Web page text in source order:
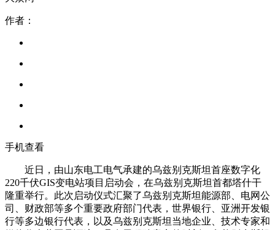
作者：
手机查看
近日，由山东电工电气承建的乌兹别克斯坦首座数字化
220千伏GIS变电站项目启动会，在乌兹别克斯坦首都塔什干
隆重举行。此次启动仪式汇聚了乌兹别克斯坦能源部、电网公
司、财政部等多个重要政府部门代表，世界银行、亚洲开发银
行等多边银行代表，以及乌兹别克斯坦当地企业、技术专家和